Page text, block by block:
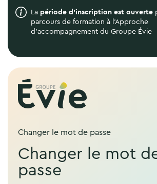
La période d'inscription est ouverte
parcours de formation à l'Approche
d'accompagnement du Groupe Évie
Changer le mot de passe
Changer le mot
passe